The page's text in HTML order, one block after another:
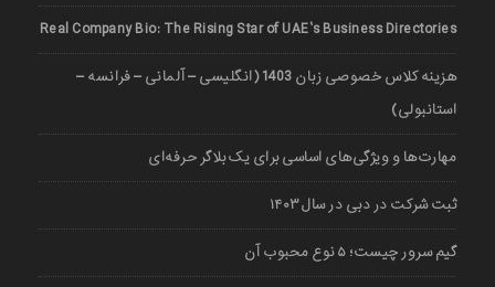
Real Company Bio: The Rising Star of UAE’s Business Directories
هزینه کلاس خصوصی زبان 1403 (انگلیسی – آلمانی – فرانسه –
استانبولی)
مهارت‌ها و ویژگی‌های اساسی برای یک بلاگر حرفه‌ای
ثبت شرکت در دبی در سال ۱۴۰۳
گیم سرور چیست؛ ۵ نوع محبوب آن